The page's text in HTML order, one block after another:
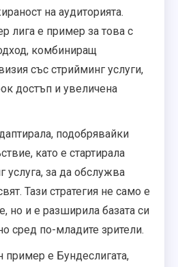
на аудиторията.
лига е пример за това с
комбиниращ
със стрийминг услуги,
достъп и увеличена
подобрявайки
като е стартирала
услуга, за да обслужва
Тази стратегия не само е
но и е разширила базата си
сред по-младите зрители.
пример е Бундеслигата,